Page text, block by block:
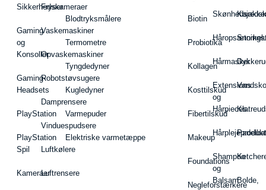
Sikkerhedskameraer
Gaming
og
Konsoller
Gaming-
Headsets
PlayStation
PlayStation
Spil
Kameraer
Fryser
Vaskemaskiner
Opvaskemaskiner
Robotstøvsugere
Damprensere
Vinduespudsere
Luftkølere
Luftrensere
Blodtryksmålere
Termometre
Tyngdedyner
Kugledyner
Varmepuder
Elektriske varmetæppe
Biotin
Probiotika
Kollagen
Kosttilskud
Fibertilskud
Makeup
Foundations
Negleforstærkere
Hårmasker
Extensions
og
Hårpieces
Shampoo
og
Balsam
Vandsko
Bolde,